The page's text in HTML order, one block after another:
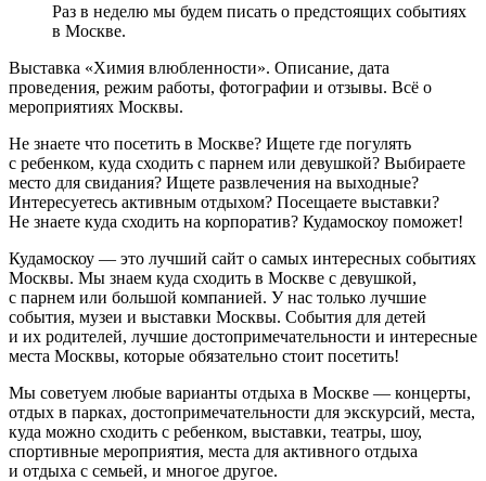
Раз в неделю мы будем писать о предстоящих событиях
в Москве.
Выставка «Химия влюбленности». Описание, дата
проведения, режим работы, фотографии и отзывы. Всё о
мероприятиях Москвы.
Не знаете что посетить в Москве? Ищете где погулять
с ребенком, куда сходить с парнем или девушкой? Выбираете
место для свидания? Ищете развлечения на выходные?
Интересуетесь активным отдыхом? Посещаете выставки?
Не знаете куда сходить на корпоратив? Кудамоскоу поможет!
Кудамоскоу — это лучший сайт о самых интересных событиях
Москвы. Мы знаем куда сходить в Москве с девушкой,
с парнем или большой компанией. У нас только лучшие
события, музеи и выставки Москвы. События для детей
и их родителей, лучшие достопримечательности и интересные
места Москвы, которые обязательно стоит посетить!
Мы советуем любые варианты отдыха в Москве — концерты,
отдых в парках, достопримечательности для экскурсий, места,
куда можно сходить с ребенком, выставки, театры, шоу,
спортивные мероприятия, места для активного отдыха
и отдыха с семьей, и многое другое.